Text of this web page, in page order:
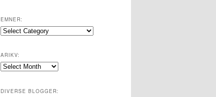
EMNER:
Emner:
ARIKV:
Arikv:
DIVERSE BLOGGER: